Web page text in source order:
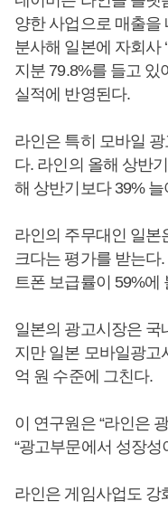
양한 사업으로 매출을
분사해 일본에 자회사
지분 79.8%를 들고 있
실적에 반영된다.
라인은 특히 모바일
다. 라인의 올해 상반
해 상반기보다 39% 늘
라인의 주무대인 일본
크다는 평가를 받는다
트폰 보급률이 59%에
일본의 광고시장은 국
지만 일본 모바일광고
억 원 수준에 그친다.
이 연구원은 “라인은
“광고부문에서 성장
라인은 게임사업도 강